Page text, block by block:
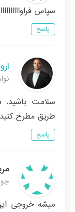
سپاس
پاسخ
نوامبر 5,
سلامت باشید.
طریق مطرح
پاسخ
جولای 31,